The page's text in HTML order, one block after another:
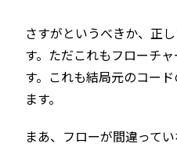
さすがというべきか、正
す。ただこれもフローチ
す。これも結局元のコー
ます。
まあ、フローが間違って